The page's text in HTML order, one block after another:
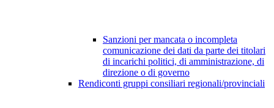
Sanzioni per mancata o incompleta
comunicazione dei dati da parte dei titolari
di incarichi politici, di amministrazione, di
direzione o di governo
Rendiconti gruppi consiliari regionali/provinciali